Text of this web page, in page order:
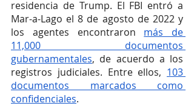
residencia de Trump. El FBI entró a
Mar-a-Lago el 8 de agosto de 2022 y
los agentes encontraron más de
11,000 documentos
gubernamentales, de acuerdo a los
registros judiciales. Entre ellos, 103
documentos marcados como
confidenciales.